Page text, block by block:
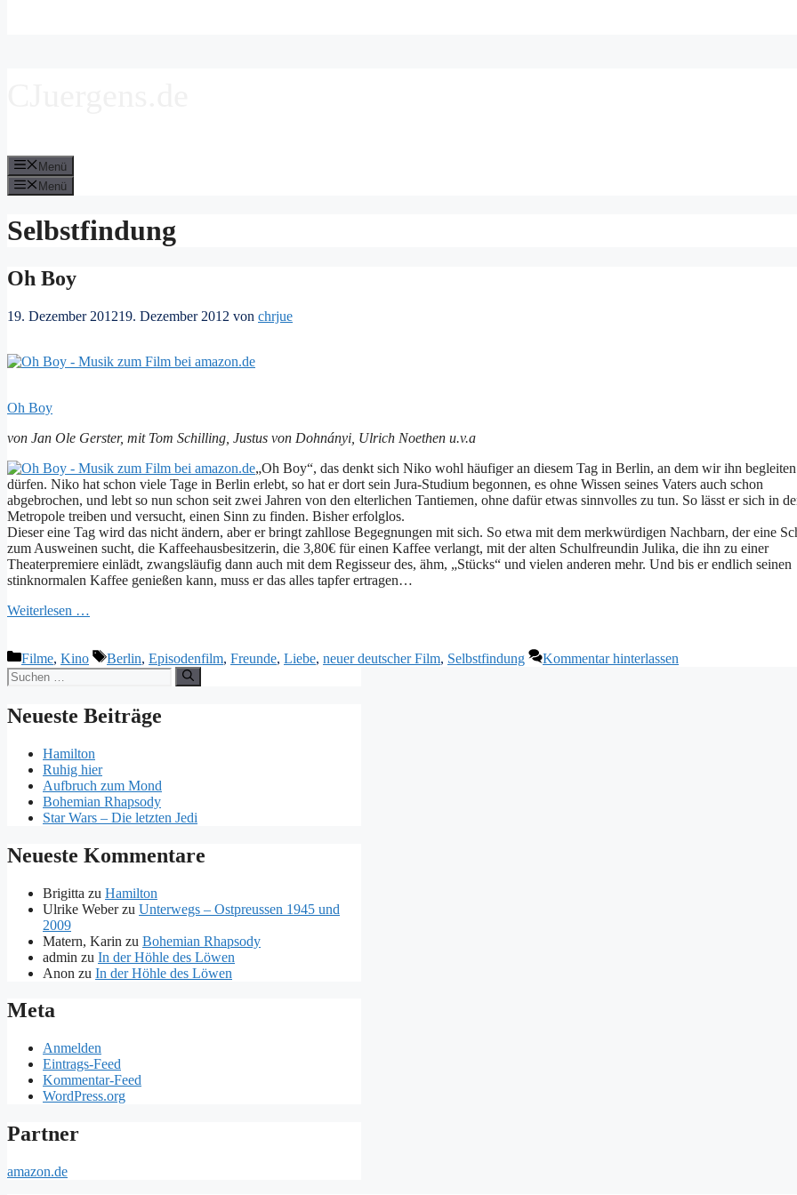
Menü
Menü
Selbstfindung
Oh Boy
19. Dezember 201219. Dezember 2012 von chrjue
Oh Boy
von Jan Ole Gerster, mit Tom Schilling, Justus von Dohnányi, Ulrich Noethen u.v.a
„Oh Boy“, das denkt sich Niko wohl häufiger an diesem Tag in Berlin, an dem wir ihn begleiten
dürfen. Niko hat schon viele Tage in Berlin erlebt, so hat er dort sein Jura-Studium begonnen, es ohne Wissen seines Vaters auch schon
abgebrochen, und lebt so nun schon seit zwei Jahren von den elterlichen Tantiemen, ohne dafür etwas sinnvolles zu tun. So lässt er sich in
Metropole treiben und versucht, einen Sinn zu finden. Bisher erfolglos.
Dieser eine Tag wird das nicht ändern, aber er bringt zahllose Begegnungen mit sich. So etwa mit dem merkwürdigen Nachbarn, der eine
zum Ausweinen sucht, die Kaffeehausbesitzerin, die 3,80€ für einen Kaffee verlangt, mit der alten Schulfreundin Julika, die ihn zu einer
Theaterpremiere einlädt, zwangsläufig dann auch mit dem Regisseur des, ähm, „Stücks“ und vielen anderen mehr. Und bis er endlich seinen
stinknormalen Kaffee genießen kann, muss er das alles tapfer ertragen…
Weiterlesen …
Kategorien
Filme, Kino Schlagwörter
Berlin, Episodenfilm, Freunde, Liebe, neuer deutscher Film, Selbstfindung
Kommentar hinterlassen
Suchen
nach:
Neueste Beiträge
Hamilton
Ruhig hier
Aufbruch zum Mond
Bohemian Rhapsody
Star Wars – Die letzten Jedi
Neueste Kommentare
Brigitta zu Hamilton
Ulrike Weberzu Unterwegs – Ostpreussen 1945 und
2009
Matern, Karin zu Bohemian Rhapsody
admin zu In der Höhle des Löwen
Anon zu In der Höhle des Löwen
Meta
Anmelden
Eintrags-Feed
Kommentar-Feed
WordPress.org
Partner
amazon.de